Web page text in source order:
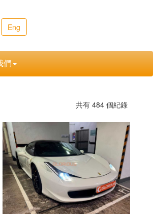
Eng
們
共有 484個紀錄